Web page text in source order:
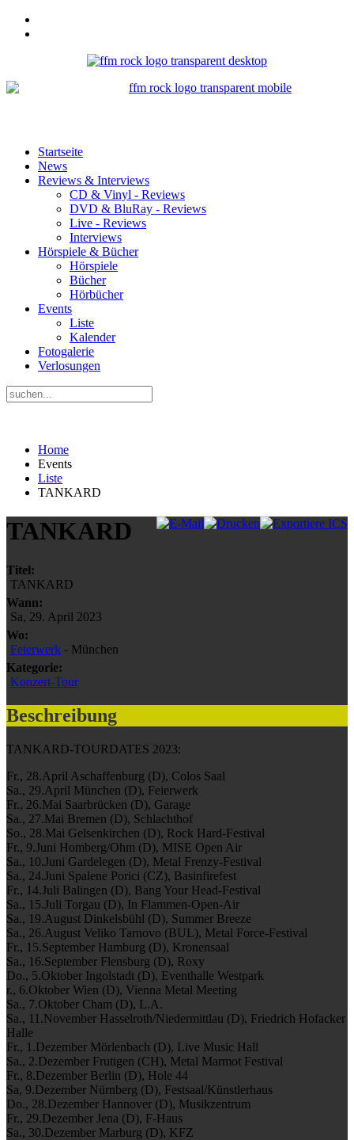
Startseite
News
Reviews & Interviews
CD & Vinyl - Reviews
DVD & BluRay - Reviews
Live - Reviews
Interviews
Hörspiele & Bücher
Hörspiele
Bücher
Hörbücher
Events
Liste
Kalender
Fotogalerie
Verlosungen
Home
Events
Liste
TANKARD
TANKARD
Titel:
TANKARD
Wann:
Sa, 29. April 2023
Wo:
Feierwerk - München
Kategorie:
Konzert-Tour
Beschreibung
TANKARD-TOURDATES 2023:
Fr., 28.April Aschaffenburg (D), Colos Saal
Sa., 29.April München (D), Feierwerk
Fr., 26.Mai Saarbrücken (D), Garage
Sa., 27.Mai Bremen (D), Schlachthof
So., 28.Mai Gelsenkirchen (D), Rock Hard-Festival
Fr., 9.Juni Homberg/Ohm (D), MISE Open Air
Sa., 10.Juni Gardelegen (D), Metal Frenzy-Festival
Sa., 24.Juni Spalene Porici (CZ), Basinfirefest
Fr., 14.Juli Balingen (D), Bang Your Head-Festival
Sa., 15.Juli Torgau (D), In Flammen-Open-Air
Sa., 19.August Dinkelsbühl (D), Summer Breeze
Sa., 26.August Veliko Tarnovo (BUL), Metal Force-Festival
Fr., 15.September Hamburg (D), Kronensaal
Sa., 16.September Flensburg (D), Roxy
Do., 5.Oktober Ingolstadt (D), Eventhalle Westpark
r., 6.Oktober Wien (D), Vienna Metal Meeting
Sa., 7.Oktober Cham (D), L.A.
Sa., 11.November Hasselroth/Niedermittlau (D), Friedrich Hofacker
Halle
Fr., 1.Dezember Mörlenbach (D), Live Music Hall
Sa., 2.Dezember Frutigen (CH), Metal Marmot Festival
Fr., 8.Dezember Berlin (D), Hole 44
Sa, 9.Dezember Nürnberg (D), Festsaal/Künstlerhaus
Do., 28.Dezember Hannover (D), Musikzentrum
Fr., 29.Dezember Jena (D), F-Haus
Sa., 30.Dezember Marburg (D), KFZ